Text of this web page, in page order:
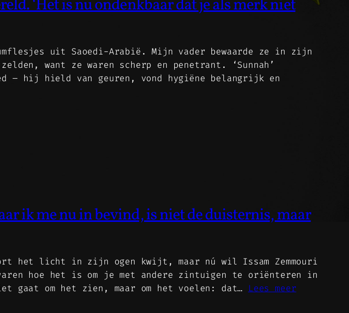
‘Het is nu ondenkbaar dat je als merk niet
uit Saoedi-Arabië. Mijn vader bewaarde ze in zijn
want ze waren scherp en penetrant. ‘Sunnah’
– hij hield van geuren, vond hygiëne belangrijk en
ik me nu in bevind, is niet de duisternis, maar
het licht in zijn ogen kwijt, maar nú wil Issam Zemmouri
hoe het is om je met andere zintuigen te oriënteren in
gaat om het zien, maar om het voelen: dat… Lees meer